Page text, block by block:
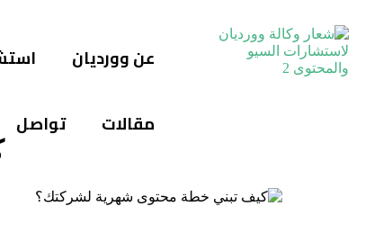
عن وورديان
مقالات تواصل